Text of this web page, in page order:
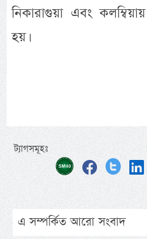
নিকারাগুয়া এবং
হয়।
ট্যাগসমূহঃ
এ সম্পর্কিত আরো সংবাদ